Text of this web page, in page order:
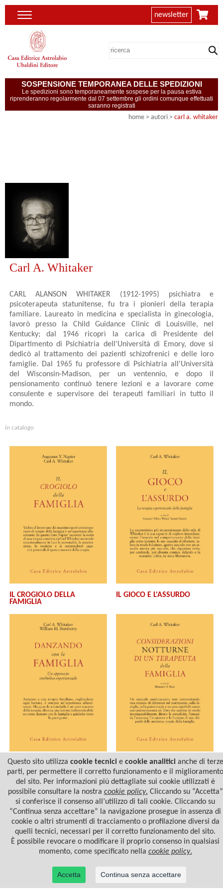
newsletter
SOSPENSIONE TEMPORANEA DELLE SPEDIZIONI
Le spedizioni sono temporaneamente sospese per la pausa estiva
riprenderanno regolarmente dal 07 settembre gli ordini comunque effettuati
saranno registrati
home > autori > carl a. whitaker
Carl A. Whitaker
CARL ALANSON WHITAKER (1912-1995) psichiatra e
psicoterapeuta statunitense, fu tra i pionieri della terapia
familiare. Laureato in medicina e specialista in ginecologia,
lavorò presso la Child Guidance Clinic di Louisville, nel
Kentucky; dal 1946 ricoprì la carica di Presidente del
Dipartimento di Psichiatria dell'Università di Emory, dove si
dedicò al trattamento dei pazienti schizofrenici e delle loro
famiglie. Dal 1965 fu professore di Psichiatria all'Università
del Wisconsin-Madison, per un ventennio, e dopo il
pensionamento continuò tenere lezioni e a lavorare come
consulente e supervisore dei terapeuti familiari in tutto il
mondo.
in catalogo
IL CROGIOLO DELLA
FAMIGLIA
IL GIOCO E L'ASSURDO
DANZANDO CON LA
FAMIGLIA
CONSIDERAZIONI
NOTTURNE DI UN
TERAPEUTA DELLA
FAMIGLIA
© 2022 Casa Editrice Astrolabio - Ubaldini Editore S.r.l. - P.IVA 10323461003 |Informativa
Questo sito utilizza cookie tecnicie cookie analiticianche di terze
parti, per permettere il corretto funzionamento e il miglioramento
del sito. Per informazioni più dettagliate sui cookie utilizzati è
possibile consultare la nostra cookie policy. Cliccando su “Accetta”
si conferisce il consenso all’utilizzo di tali cookie. Cliccando su
“Continua senza accettare” la navigazione prosegue in assenza di
cookie o altri strumenti di tracciamento o profilazione diversi da
quelli tecnici, necessari per il corretto funzionamento del sito.
È possibile revocare o modificare il proprio consenso in qualsiasi
momento, come specificato nella cookie policy.
Accetta Continua senza accettare